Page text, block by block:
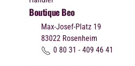
Boutique Beo
Max-Josef-Platz 19
83022 Rosenheim
0 80 31 - 409 46 41